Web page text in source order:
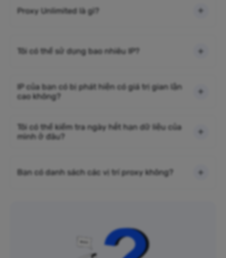
Proxy Unlimited là gì?
Tôi có thể sử dụng bao nhiêu IP?
IP của bạn có bị phát hiện có giá trị gian lận
cao không?
Tôi có thể kiểm tra ngày hết hạn dữ liệu của
mình ở đâu?
Bạn có danh sách các vị trí proxy không?